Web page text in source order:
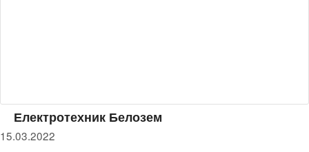
Електротехник Белозем
15.03.2022